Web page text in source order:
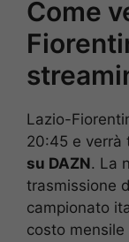
Come
Lazio-
20:45 e verrà
su DAZN. La
trasmissione
campionato
costo